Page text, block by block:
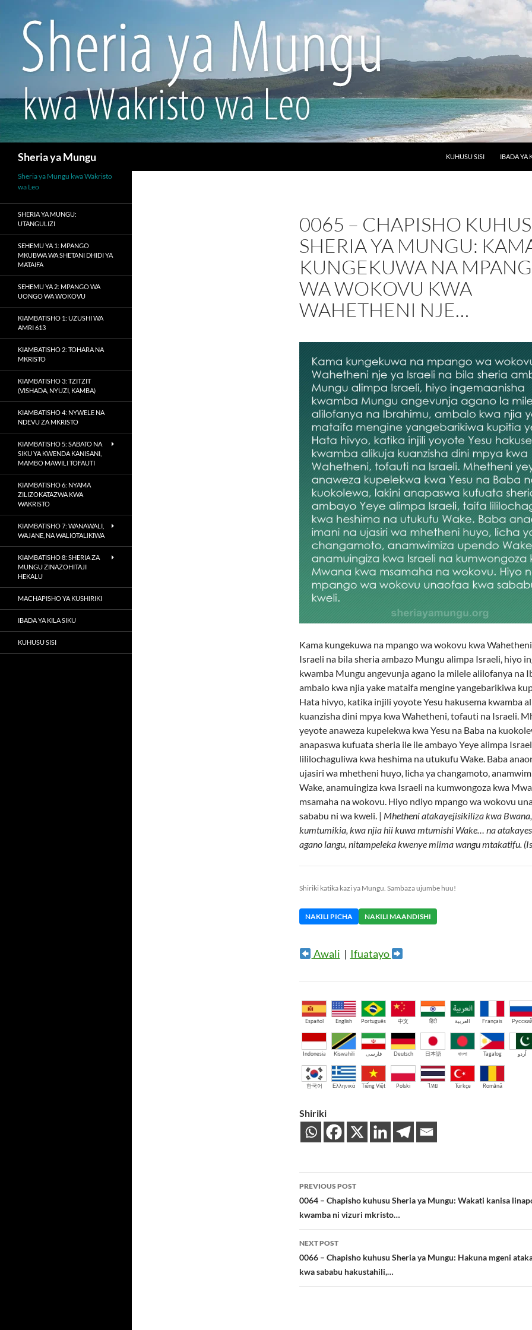
Sheria ya Mungu
KUHUSU SISI
IBADA YA
0065 – CHAPISHO
SHERIA YA MUNGU:
KUNGEKUWA NA
WA WOKOVU KWA
WAHETHENI NJE…
Kama kungekuwa na mpango wa wokovu kwa
Israeli na bila sheria ambazo Mungu alimpa Israeli, hiyo
kwamba Mungu angevunja agano la milele alilofanya na
ambalo kwa njia yake mataifa mengine yangebarikiwa
Hata hivyo, katika injili yoyote Yesu hakusema kwamba
kuanzisha dini mpya kwa Wahetheni, tofauti na Israeli.
yeyote anaweza kupelekwa kwa Yesu na Baba na
anapaswa kufuata sheria ile ile ambayo Yeye alimpa
lililochaguliwa kwa heshima na utukufu Wake. Baba
ujasiri wa mhetheni huyo, licha ya changamoto,
Wake, anamuingiza kwa Israeli na kumwongoza kwa
msamaha na wokovu. Hiyo ndiyo mpango wa wokovu
sababu ni wa kweli. | Mhetheni atakayejisikiliza kwa Bwana,
kumtumikia, kwa njia hii kuwa mtumishi Wake… na
agano langu, nitampeleka kwenye mlima wangu mtakatifu.
Shiriki katika kazi ya Mungu. Sambaza ujumbe huu!
NAKILI PICHA NAKILI MAANDISHI
Awali | Ifuatayo
Español English Português 中文 हिंदी العربية Français Русский
Indonesia Kiswahili فارسی Deutsch 日本語 বাংলা Tagalog اُردو
한국어 Ελληνικά Tiếng Việt Polski ไทย Türkçe Română
Shiriki
Post
navigation
PREVIOUS POST
0064 – Chapisho kuhusu Sheria ya Mungu: Wakati kanisa
kwamba ni vizuri mkristo…
NEXT POST
0066 – Chapisho kuhusu Sheria ya Mungu: Hakuna mgeni
kwa sababu hakustahili,…
Sheria ya Mungu kwa Wakristo
wa Leo
SHERIA YA MUNGU:
UTANGULIZI
SEHEMU YA 1: MPANGO
MKUBWA WA SHETANI DHIDI YA
MATAIFA
SEHEMU YA 2: MPANGO WA
UONGO WA WOKOVU
KIAMBATISHO 1: UZUSHI WA
AMRI 613
KIAMBATISHO 2: TOHARA NA
MKRISTO
KIAMBATISHO 3: TZITZIT
(VISHADA, NYUZI, KAMBA)
KIAMBATISHO 4: NYWELE NA
NDEVU ZA MKRISTO
KIAMBATISHO 5: SABATO NA
SIKU YA KWENDA KANISANI,
MAMBO MAWILI TOFAUTI
KIAMBATISHO 6: NYAMA
ZILIZOKATAZWA KWA
WAKRISTO
KIAMBATISHO 7: WANAWALI,
WAJANE, NA WALIOTALIKIWA
KIAMBATISHO 8: SHERIA ZA
MUNGU ZINAZOHITAJI
HEKALU
MACHAPISHO YA KUSHIRIKI
IBADA YA KILA SIKU
KUHUSU SISI